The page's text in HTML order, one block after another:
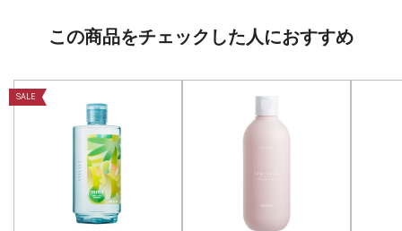
この商品をチェックした人におすすめ
SALE